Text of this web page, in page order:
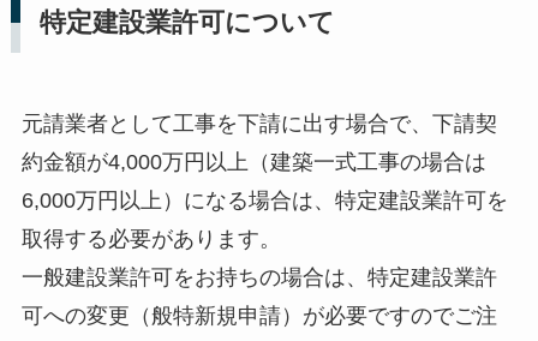
特定建設業許可について
元請業者として工事を下請に出す場合で、下請契
約金額が4,000万円以上（建築一式工事の場合は
6,000万円以上）になる場合は、特定建設業許可を
取得する必要があります。
一般建設業許可をお持ちの場合は、特定建設業許
可への変更（般特新規申請）が必要ですのでご注